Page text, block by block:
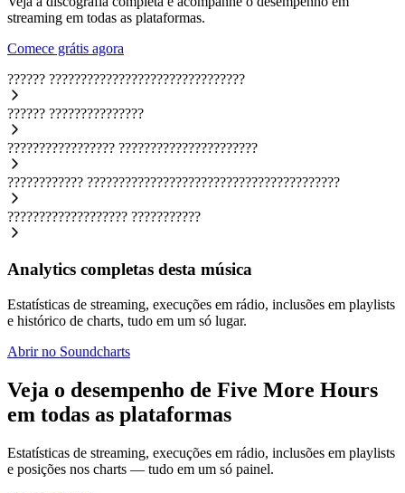
streaming em todas as plataformas.
Comece grátis agora
?????? ???????????????????????????????
?????? ???????????????
????????????????? ??????????????????????
???????????? ????????????????????????????????????????
??????????????????? ???????????
Analytics completas desta música
Estatísticas de streaming, execuções em rádio, inclusões em playlists
e histórico de charts, tudo em um só lugar.
Abrir no Soundcharts
Veja o desempenho de Five More Hours
em todas as plataformas
Estatísticas de streaming, execuções em rádio, inclusões em playlists
e posições nos charts — tudo em um só painel.